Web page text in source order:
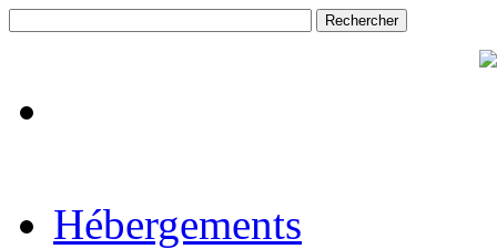
Hébergements